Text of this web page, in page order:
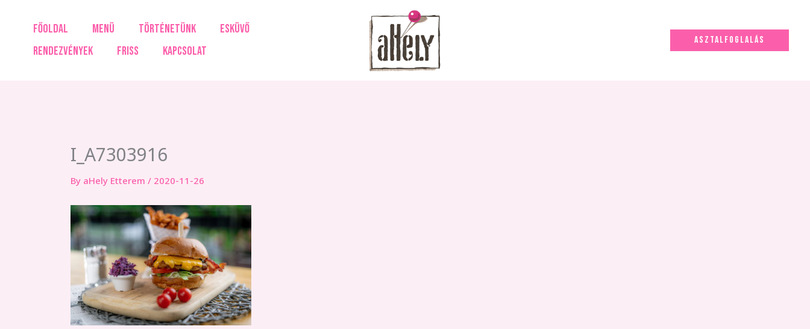
FŐOLDAL MENÜ TÖRTÉNETÜNK
ESKÜVŐ
RENDEZVÉNYEK
FRISS KAPCSOLAT
ASZTALFOGLALÁS
I_A7303916
By aHely Etterem / 2020-11-26